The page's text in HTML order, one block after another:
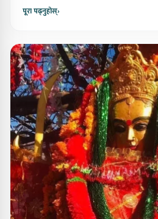
पूरा पढ्नुहोस्›